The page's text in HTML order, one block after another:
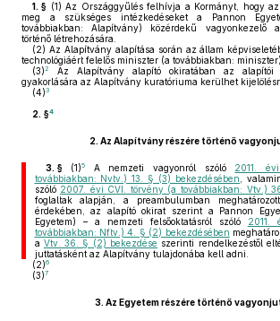
1. § (1) Az Országgyűlés felhívja a Kormányt, hogy
meg a szükséges intézkedéseket a Pannon
továbbiakban: Alapítvány) közérdekű vagyonkezelő
történő létrehozására.
(2) Az Alapítvány alapítása során az állam
technológiáért felelős miniszter (a továbbiakban:
(3)2
Az Alapítvány alapító okiratában az alapítói
gyakorlására az Alapítvány kuratóriuma kerülhet
(4)3
2. §4
2. Az Alapítvány részére történő
3. §(1)5 A nemzeti vagyonról szóló 2011.
továbbiakban: Nvtv.) 13. § (3) bekezdésében
,
szóló 2007. évi CVI. törvény (a továbbiakban: Vtv.)
foglaltak alapján, a preambulumban
érdekében, az alapító okirat szerint a Pannon
Egyetem) – a nemzeti felsőoktatásról szóló 2011.
továbbiakban: Nftv.) 4. § (2) bekezdésében
a Vtv. 36. § (2) bekezdése szerinti rendelkezéstől
juttatásként az Alapítvány tulajdonába kell adni.
(2)6
(3)7
3. Az Egyetem részére történő